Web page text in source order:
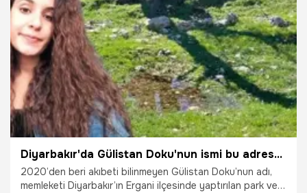
Diyarbakır'da Gülistan Doku'nun ismi bu adreste yaşatılacak!
2020’den beri akıbeti bilinmeyen Gülistan Doku’nun adı,
memleketi Diyarbakır’ın Ergani ilçesinde yaptırılan park ve